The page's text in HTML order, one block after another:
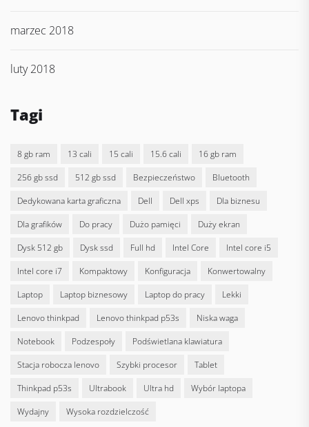
marzec 2018
luty 2018
Tagi
8 gb ram 13 cali 15 cali 15.6 cali
16 gb ram
256 gb ssd
512 gb ssd bezpieczeństwo
bluetooth
dedykowana karta graficzna
Dell dell xps
dla biznesu
dla grafików
do pracy dużo pamięci
duży ekran
dysk 512 gb
dysk ssd full hd Intel Core
intel core i5
intel core i7
kompaktowy konfiguracja
konwertowalny
laptop
laptop biznesowy laptop do pracy
lekki
lenovo thinkpad
lenovo thinkpad p53s
niska waga
notebook
podzespoły
podświetlana klawiatura
stacja robocza lenovo
szybki procesor
tablet
thinkpad p53s
ultrabook ultra hd
wybór laptopa
wydajny
wysoka rozdzielczość